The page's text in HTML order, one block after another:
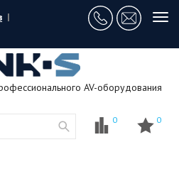
|
AV-оборудования
0 0